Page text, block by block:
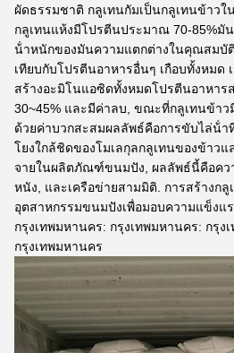
ผัดธรรมชาติ กลูเทนกัมเป็นกลูเทนข้าว
กลูเทนแห้งมีโปรตีนประมาณ 70-85%มั
น้ําหนักของมันความแตกต่างในคุณสมบัติ
เทียบกับโปรตีนอาหารอื่นๆ เกือบทั้งหมด
สร้างอะมิโนแอซิดทั้งหมดโปรตีนอาหา
30~45% และมีค่าลบ, ขณะที่กลูเทนข้า
ด้วยค่าบวกสะสมผลลัพธ์คือการขับไล่น้ํา
โยงใกล้ชิดของโมเลกุลกลูเทนของข้าว
จายในผลิตภัณฑ์ขนมปัง, ผลลัพธ์นี้คือควา
หนัง, และเครือข่ายสามมิติ. การสร้างกลู
อุตสาหกรรมขนมปังเพื่อมอบความแข็งแ
กรุงเทพมหานคร: กรุงเทพมหานคร: กรุง
กรุงเทพมหานคร